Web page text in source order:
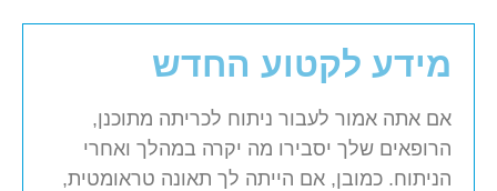
מידע לקטוע החדש
אם אתה אמור לעבור ניתוח לכריתה מתוכנן,
הרופאים שלך יסבירו מה יקרה במהלך ואחרי
הניתוח. כמובן, אם הייתה לך תאונה טראומטית,